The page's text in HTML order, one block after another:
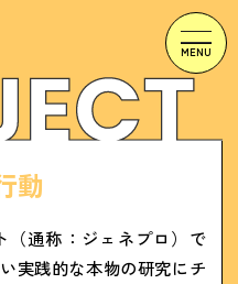
動
（通称：ジェネプロ）で
実践的な本物の研究にチ